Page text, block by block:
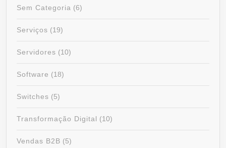
Sem Categoria (6)
Serviços (19)
Servidores (10)
Software (18)
Switches (5)
Transformação Digital (10)
Vendas B2B (5)